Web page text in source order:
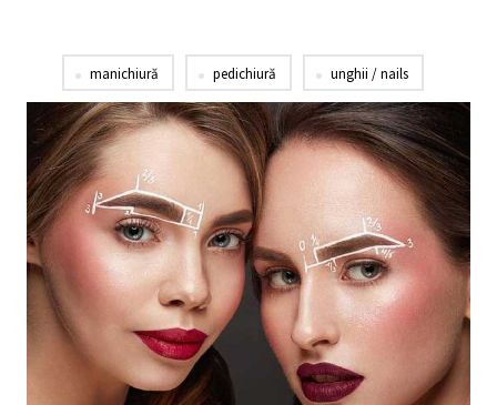
manichiură pedichiură unghii / nails